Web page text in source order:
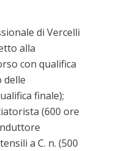
di Vercelli
alla
con qualifica
delle
finale);
(600 ore
a C. n. (500